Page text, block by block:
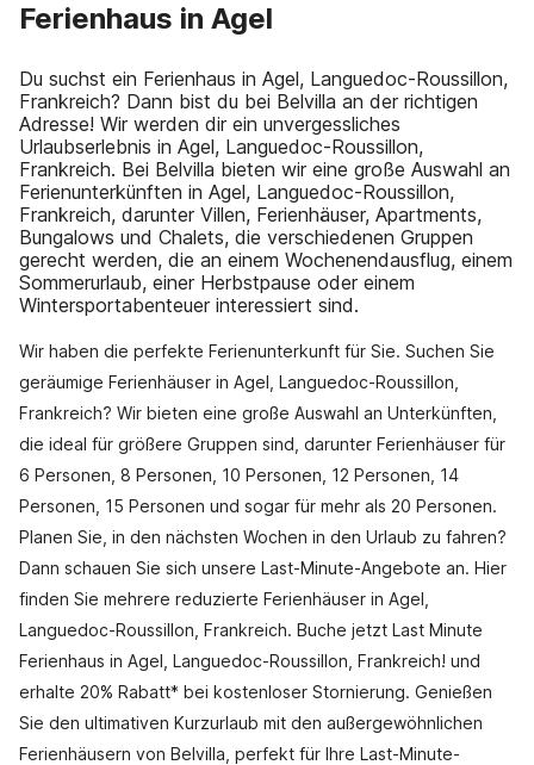
Ferienhaus in Agel
Du suchst ein Ferienhaus in Agel, Languedoc-Roussillon,
Frankreich? Dann bist du bei Belvilla an der richtigen
Adresse! Wir werden dir ein unvergessliches
Urlaubserlebnis in Agel, Languedoc-Roussillon,
Frankreich. Bei Belvilla bieten wir eine große Auswahl an
Ferienunterkünften in Agel, Languedoc-Roussillon,
Frankreich, darunter Villen, Ferienhäuser, Apartments,
Bungalows und Chalets, die verschiedenen Gruppen
gerecht werden, die an einem Wochenendausflug, einem
Sommerurlaub, einer Herbstpause oder einem
Wintersportabenteuer interessiert sind.
Wir haben die perfekte Ferienunterkunft für Sie. Suchen Sie
geräumige Ferienhäuser in Agel, Languedoc-Roussillon,
Frankreich? Wir bieten eine große Auswahl an Unterkünften,
die ideal für größere Gruppen sind, darunter Ferienhäuser für
6 Personen, 8 Personen, 10 Personen, 12 Personen, 14
Personen, 15 Personen und sogar für mehr als 20 Personen.
Planen Sie, in den nächsten Wochen in den Urlaub zu fahren?
Dann schauen Sie sich unsere Last-Minute-Angebote an. Hier
finden Sie mehrere reduzierte Ferienhäuser in Agel,
Languedoc-Roussillon, Frankreich. Buche jetzt Last Minute
Ferienhaus in Agel, Languedoc-Roussillon, Frankreich! und
erhalte 20% Rabatt* bei kostenloser Stornierung. Genießen
Sie den ultimativen Kurzurlaub mit den außergewöhnlichen
Ferienhäusern von Belvilla, perfekt für Ihre Last-Minute-